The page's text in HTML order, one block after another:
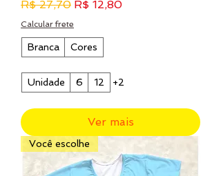
Preço normal
R$ 27,70 Preço promocional
R$ 12,80
Calcular frete
Branca Cores
Unidade 6 12 +2
Ver mais
Você escolhe